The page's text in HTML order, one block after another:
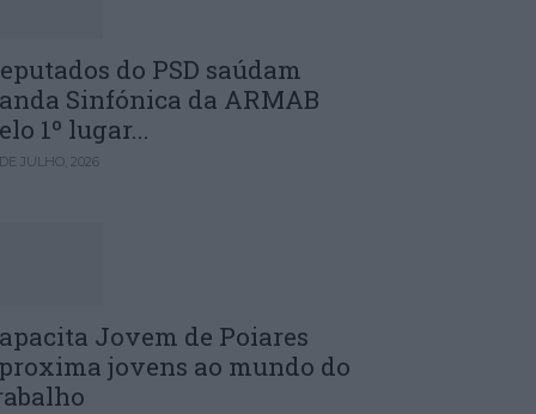
do PSD saúdam
Sinfónica da ARMAB
1º lugar...
JULHO, 2026
Jovem de Poiares
jovens ao mundo do